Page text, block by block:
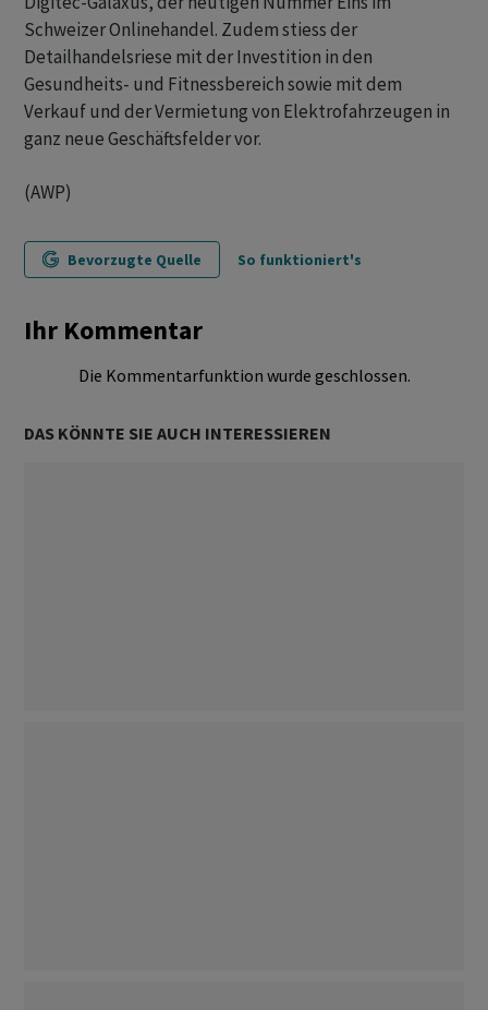
Schweizer Onlinehandel. Zudem stiess der
Detailhandelsriese mit der Investition in den
Gesundheits- und Fitnessbereich sowie mit dem
Verkauf und der Vermietung von Elektrofahrzeugen in
ganz neue Geschäftsfelder vor.
(AWP)
Bevorzugte Quelle So funktioniert's
Ihr Kommentar
Die Kommentarfunktion wurde geschlossen.
DAS KÖNNTE SIE AUCH INTERESSIEREN